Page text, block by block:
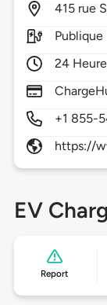
415 rue
Publique
24
+1 855-
https://
EV
Report